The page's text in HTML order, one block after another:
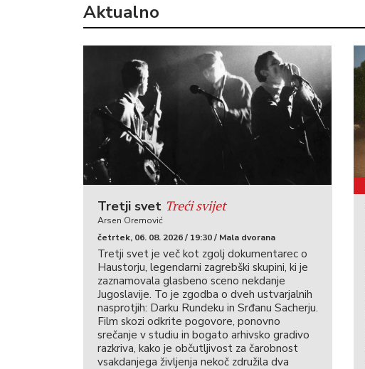
Aktualno
Tretji svet Treći svijet
Arsen Oremović
četrtek, 06. 08. 2026 / 19:30 / Mala dvorana
Tretji svet je več kot zgolj dokumentarec o
Haustorju, legendarni zagrebški skupini, ki je
zaznamovala glasbeno sceno nekdanje
Jugoslavije. To je zgodba o dveh ustvarjalnih
nasprotjih: Darku Rundeku in Srđanu Sacherju.
Film skozi odkrite pogovore, ponovno
srečanje v studiu in bogato arhivsko gradivo
razkriva, kako je občutljivost za čarobnost
vsakdanjega življenja nekoč združila dva